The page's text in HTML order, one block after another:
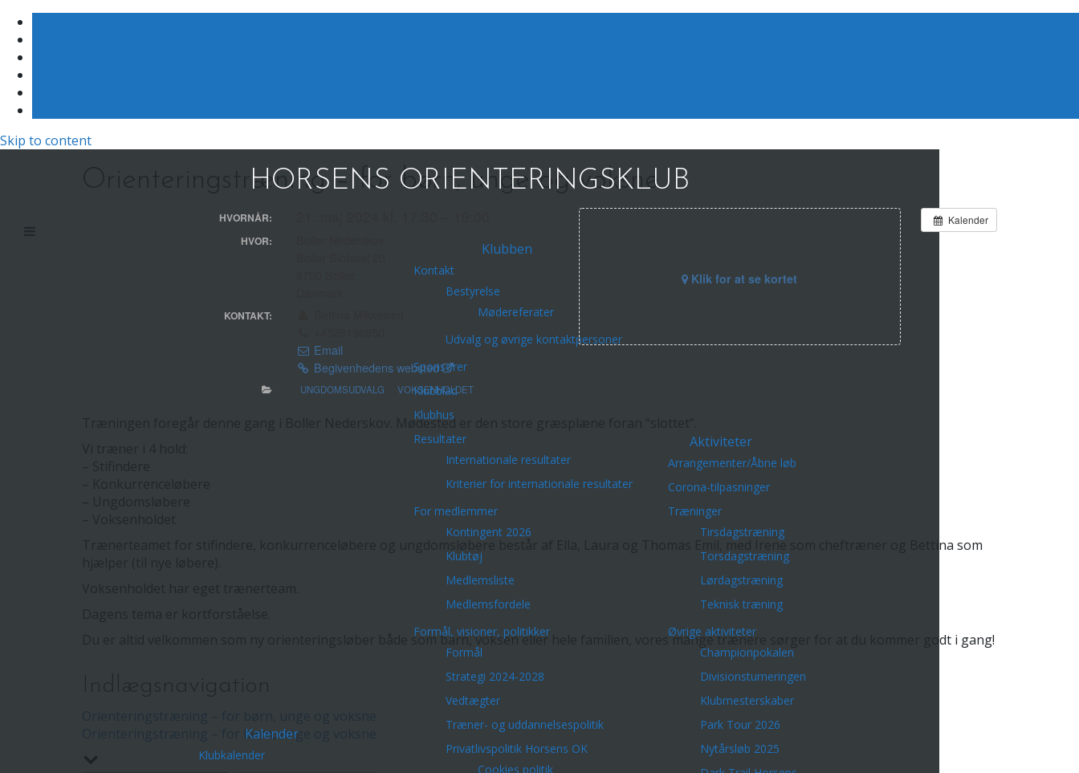
Skip to content
HORSENS ORIENTERINGSKLUB
Kalender
Klubkalender
Klubben
Kontakt
Bestyrelse
Mødereferater
Udvalg og øvrige kontaktpersoner
Sponsorer
Klubblad
Klubhus
Resultater
Internationale resultater
Kriterier for internationale resultater
For medlemmer
Kontingent 2026
Klubtøj
Medlemsliste
Medlemsfordele
Formål, visioner, politikker
Formål
Strategi 2024-2028
Vedtægter
Træner- og uddannelsespolitik
Privatlivspolitik Horsens OK
Cookies politik
Aktiviteter
Arrangementer/Åbne løb
Corona-tilpasninger
Træninger
Tirsdagstræning
Torsdagstræning
Lørdagstræning
Teknisk træning
Øvrige aktiviteter
Championpokalen
Divisionsturneringen
Klubmesterskaber
Park Tour 2026
Nytårsløb 2025
Orienteringstræning – for børn, unge og voksne
Kalender
Klik for at se kortet
HVORNÅR:
HVOR:
KONTAKT:
Email
Begivenhedens websted
UNGDOMSUDVALG VOKSENHOLDET
Træningen foregår denne gang i Boller Nederskov. Mødested er den store græsplæne foran “slottet”.
Trænerteamet for stifindere, konkurrenceløbere og ungdomsløbere består af Ella, Laura og Thomas Emil, med Irene som cheftræner og Bettina som
Du er altid velkommen som ny orienteringsløber både som barn, voksen eller hele familien, vores mange trænere sørger for at du kommer godt i gang!
Orienteringstræning – for børn, unge og voksne